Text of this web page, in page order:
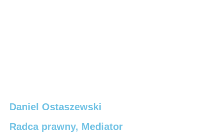
Daniel Ostaszewski
Radca prawny, Mediator